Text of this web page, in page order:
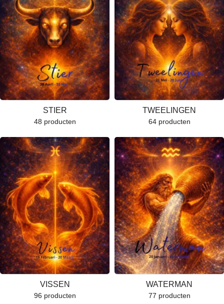
STIER
48 producten
TWEELINGEN
64 producten
VISSEN
96 producten
WATERMAN
77 producten